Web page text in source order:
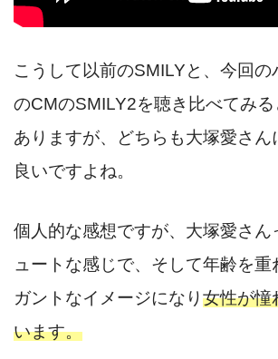
こうして以前のSMILYと、今回の
のCMのSMILY2を聴き比べてみ
ありますが、どちらも大塚愛さん
良いですよね。
個人的な感想ですが、大塚愛さん
ュートな感じで、そして年齢を重
ガントなイメージになり女性が憧
います。